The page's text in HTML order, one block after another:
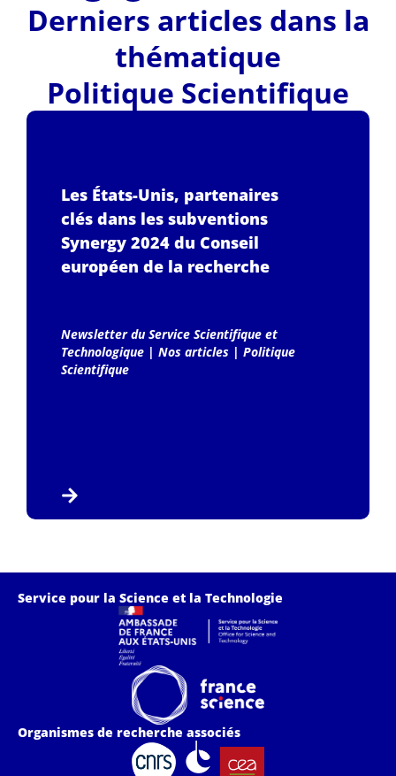
Derniers articles dans la
thématique
Politique Scientifique
Les États-Unis, partenaires
clés dans les subventions
Synergy 2024 du Conseil
européen de la recherche
Newsletter du Service Scientifique et
Technologique| Nos articles| Politique
Scientifique
Service pour la Science et la Technologie
Organismes de recherche associés